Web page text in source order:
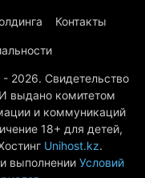
Контакты
2026. Свидетельство
выдано комитетом
и коммуникаций
18+ для детей,
Unihost.kz.
выполнении Условий